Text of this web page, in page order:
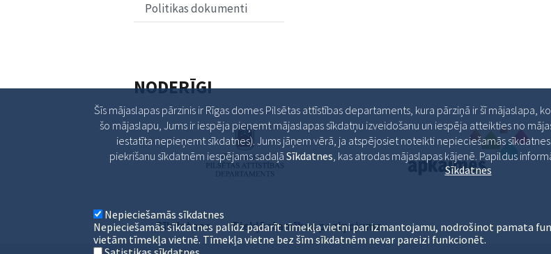
Politikas dokumenti
NODERĪGI
Sīkdatnes Piekļūstamības paziņojums
Šīs mājaslapas pārzinis ir Rīgas domes Pilsētas attīstības departaments, kura pārziņā ir šī mājaslapa,
šo mājaslapu, Jums ir iespēja pieņemt mājaslapas sīkdatņu izveidošanu un iespēja atteikties no
iestatīta nepieņemt sīkdatnes). Jums jāņem vērā, ja atspējosiet noteikti nepieciešamās
piekrišanu sīkdatnēm iespējams sadaļā Sīkdatnes , kas atrodas mājaslapas kājenē. Papildus
Sīkdatnes
Nepieciešamās sīkdatnes
Nepieciešamās sīkdatnes palīdz padarīt tīmekļa vietni par izmantojamu, nodrošinot pamata
vietām tīmekļa vietnē. Tīmekļa vietne bez šīm sīkdatnēm nevar pareizi funkcionēt.